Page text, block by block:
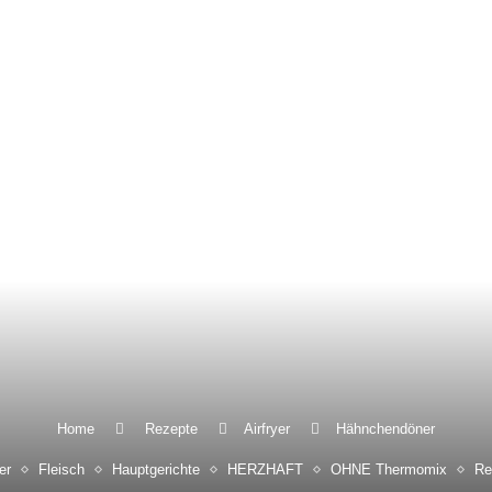
Home Rezepte Airfryer Hähnchendöner
Fleisch Hauptgerichte HERZHAFT OHNE Thermomix